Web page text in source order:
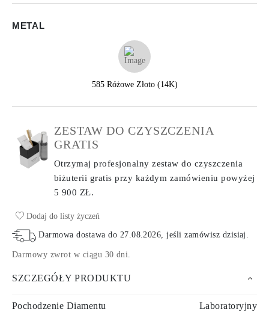
METAL
585 Różowe Złoto (14K)
ZESTAW DO CZYSZCZENIA
GRATIS
Otrzymaj profesjonalny zestaw do czyszczenia
biżuterii gratis przy każdym zamówieniupowyżej
5 900 ZŁ.
Dodaj do listy życzeń
Darmowa dostawa do 27.08.2026, jeśli zamówisz dzisiaj .
Darmowy zwrot w ciągu 30 dni.
SZCZEGÓŁY PRODUKTU
Pochodzenie Diamentu Laboratoryjny